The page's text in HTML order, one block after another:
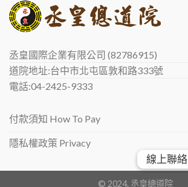
丞皇國際企業有限公司 (82786915)
道院地址:台中市北屯區敦和路333號
電話:04-2425-9333
付款須知 How To Pay
隱私權政策 Privacy
© 2024. 丞皇總道院
線上聯絡
線上聯絡